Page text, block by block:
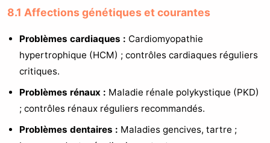
8.1 Affections génétiques et courantes
Problèmes cardiaques : Cardiomyopathie
hypertrophique (HCM) ; contrôles cardiaques réguliers
critiques.
Problèmes rénaux : Maladie rénale polykystique (PKD)
; contrôles rénaux réguliers recommandés.
Problèmes dentaires : Maladies gencives, tartre ;